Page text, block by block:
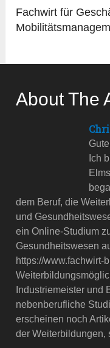
Fachwirt für
About The
Ich
dem Beruf, die
und
ein Online-Studium
Gesundheitswesen
https://www.fachwirt-
Industriemeister und
nebenberufliche
erscheinen noch
der Weiterbildungen,